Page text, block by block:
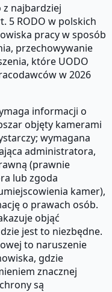
najbardziej
5 RODO w polskich
pracy w sposób
przechowywanie
które UODO
w 2026
informacji o
objęty kamerami
wymagana
administratora,
(prawnie
lub zgoda
kamer),
o prawach osób.
objąć
jest to niezbędne.
to naruszenie
gdzie
znacznej
są